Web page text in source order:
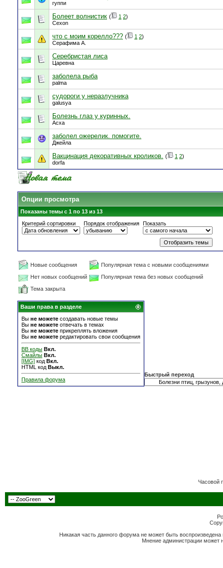
гуппи
Болеет волнистик ( 1 2)
Cexon
что с моим корелло??? ( 1 2)
Серафима А.
Серебристая лиса
Царевна
заболела рыба
palma
судороги у неразлучника
galusya
Болезнь глаз у куринных.
Асха
заболел ожерелик. помогите.
Джейла
Вакцинация декоративных кроликов. ( 1 2)
dorfa
Опции просмотра
Показаны темы с 1 по 13 из 13
Критерий сортировки
Порядок отображения Показать
Новые сообщения
Популярная тема с новыми сообщениями
Нет новых сообщений
Популярная тема без новых сообщений
Тема закрыта
Ваши права в разделе
Вы не можете создавать новые темы
Вы не можете отвечать в темах
Вы не можете прикреплять вложения
Вы не можете редактировать свои сообщения
BB коды Вкл.
Смайлы Вкл.
[IMG] код Вкл.
HTML код Выкл.
Правила форума
Быстрый переход
Часовой
Никакая часть данного форума не может быть
Мнение администрации может